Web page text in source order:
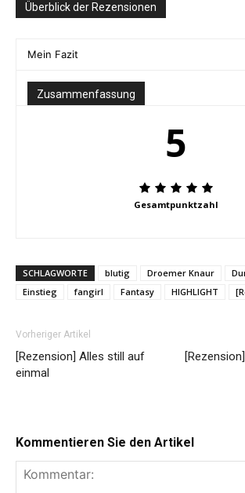
Überblick der Rezensionen
Mein Fazit
Zusammenfassung
5
Gesamtpunktzahl
SCHLAGWORTE blutig Droemer Knaur
Einstieg
fangirl Fantasy HIGHLIGHT
Vorheriger Artikel
[Rezension] Alles still auf
einmal
Kommentieren Sie den Artikel